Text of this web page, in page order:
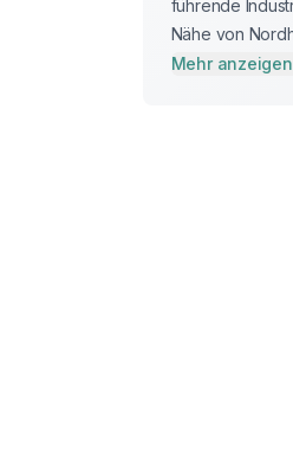
führende
Nähe von
produzieren wir
Mehr anzeigen